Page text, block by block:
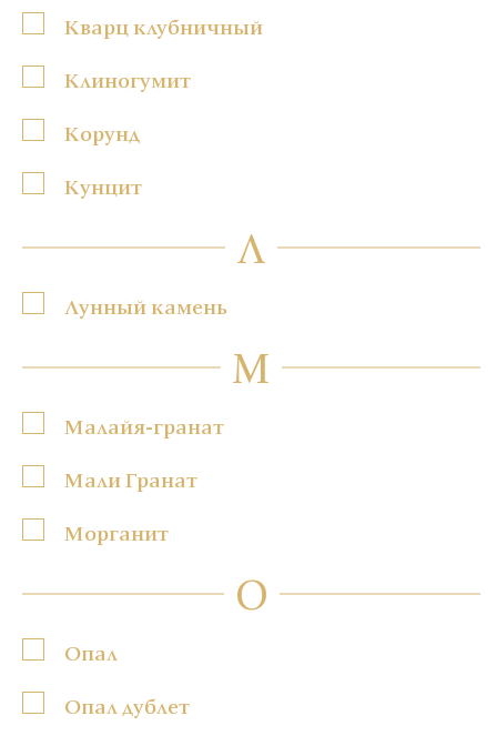
Кварц клубничный
Клиногумит
Корунд
Кунцит
Л
Лунный камень
М
Малайя-гранат
Мали Гранат
Морганит
О
Опал
Опал дублет